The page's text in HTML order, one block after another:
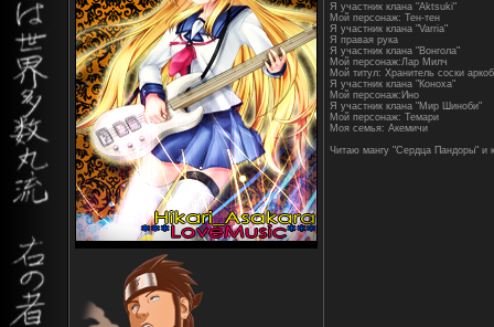
Я участник клана "Aktsuki"
Мой персонаж: Тен-тен
Я участник клана "Varriа"
Я правая рука
Я участник клана "Вонгола"
Мой персонаж:Лар Милч
Мой титул: Хранитель соски
Я участник клана "Коноха"
Мой персонаж:Ино
Я участник клана "Мир Шиноби"
Мой персонаж: Темари
Моя семья: Акемичи
Читаю мангу "Сердца Пандоры" и